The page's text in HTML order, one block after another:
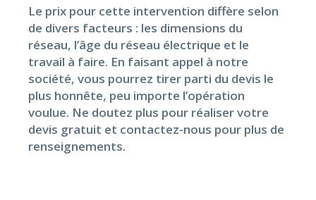
Le prix pour cette intervention diffère selon
de divers facteurs : les dimensions du
réseau, l’âge du réseau électrique et le
travail à faire. En faisant appel à notre
société, vous pourrez tirer parti du devis le
plus honnête, peu importe l’opération
voulue. Ne doutez plus pour réaliser votre
devis gratuit et contactez-nous pour plus de
renseignements.